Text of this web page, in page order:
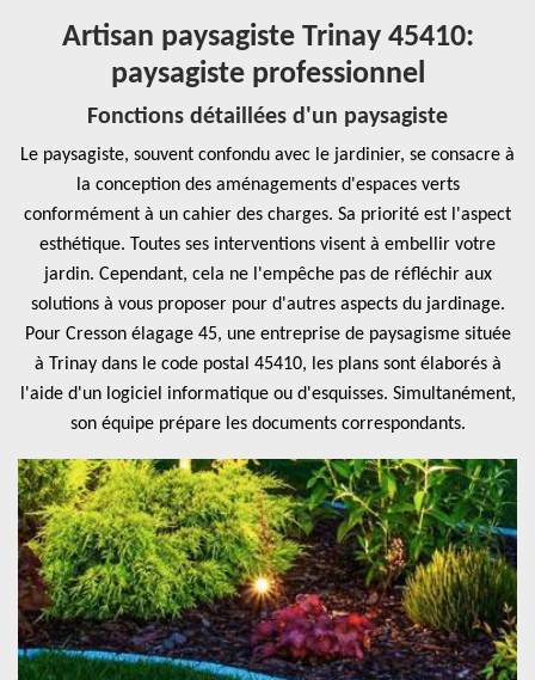
Artisan paysagiste Trinay 45410:
paysagiste professionnel
Fonctions détaillées d'un paysagiste
Le paysagiste, souvent confondu avec le jardinier, se consacre à
la conception des aménagements d'espaces verts
conformément à un cahier des charges. Sa priorité est l'aspect
esthétique. Toutes ses interventions visent à embellir votre
jardin. Cependant, cela ne l'empêche pas de réfléchir aux
solutions à vous proposer pour d'autres aspects du jardinage.
Pour Cresson élagage 45, une entreprise de paysagisme située
à Trinay dans le code postal 45410, les plans sont élaborés à
l'aide d'un logiciel informatique ou d'esquisses. Simultanément,
son équipe prépare les documents correspondants.